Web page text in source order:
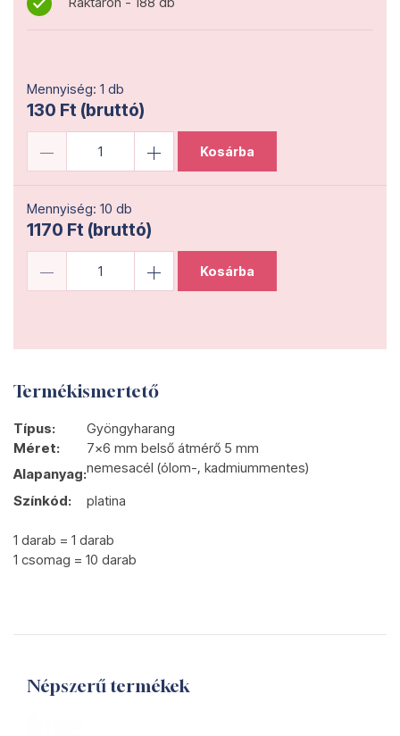
Mennyiség: 1 db
130 Ft (bruttó)
Kosárba
Mennyiség: 10 db
1170 Ft (bruttó)
Kosárba
Termékismertető
Típus:
Gyöngyharang
Méret:
7x6 mm belső átmérő 5 mm
Alapanyag:nemesacél (ólom-, kadmiummentes)
Színkód:
platina
1 darab = 1 darab
1 csomag = 10 darab
Népszerű termékek